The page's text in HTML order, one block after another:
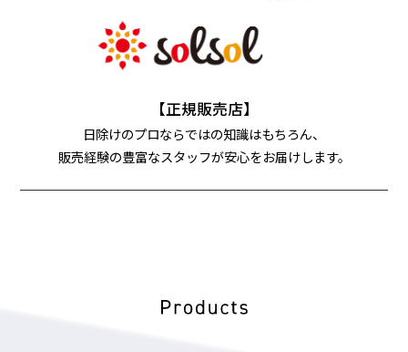
【正規販売店】
日除けのプロならではの知識はもちろん、
販売経験の豊富なスタッフが安心をお届けします。